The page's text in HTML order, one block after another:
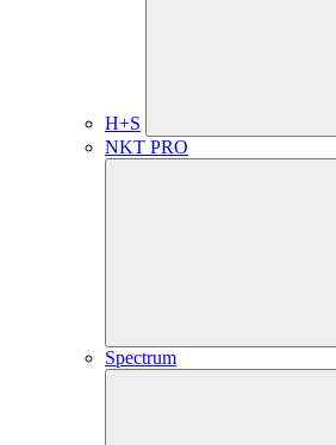
H+S
NKT PRO
Spectrum